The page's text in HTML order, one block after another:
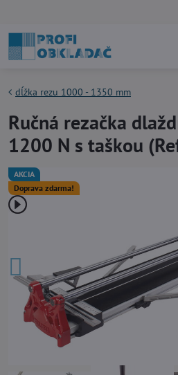
AKCIA
Doprava zdarma!
dĺžka rezu 1000 - 1350 mm
Ručná rezačka
1200 N s taškou